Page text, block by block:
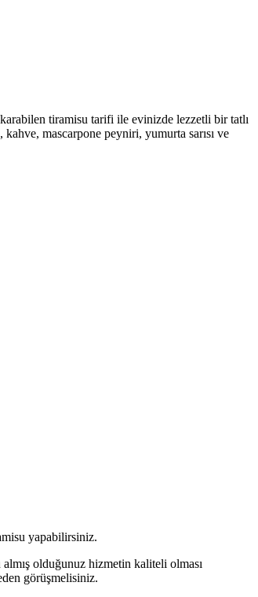
tiramisu tarifi ile evinizde lezzetli bir tatlı
mascarpone peyniri, yumurta sarısı ve
yapabilirsiniz.
olduğunuz hizmetin kaliteli olması
görüşmelisiniz.